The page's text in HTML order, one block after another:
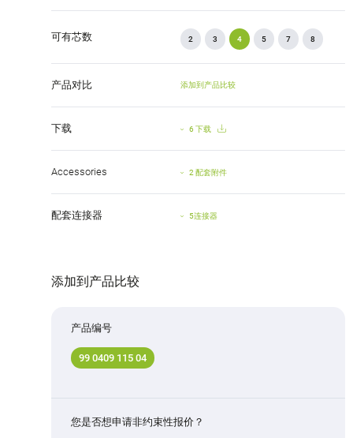
可有芯数 2 3 4 5 7 8
产品对比 添加到产品比较
下载 6 下载
Accessories 2 配套附件
配套连接器 5连接器
添加到产品比较
产品编号
99 0409 115 04
您是否想申请非约束性报价？